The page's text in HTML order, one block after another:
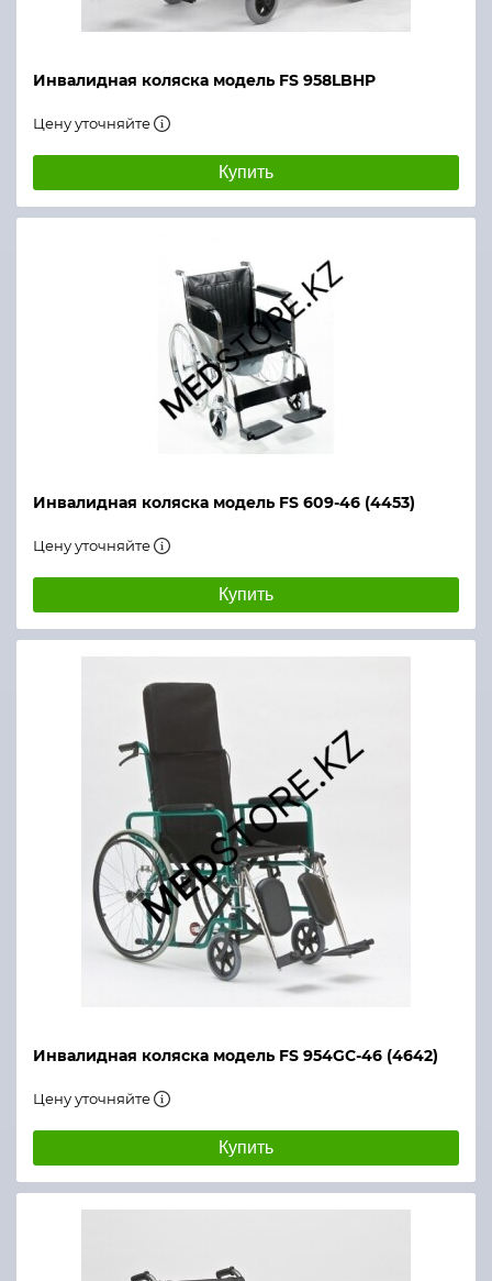
Инвалидная коляска модель FS 958LBHP
Цену уточняйте
Купить
Инвалидная коляска модель FS 609-46 (4453)
Цену уточняйте
Купить
Инвалидная коляска модель FS 954GC-46 (4642)
Цену уточняйте
Купить